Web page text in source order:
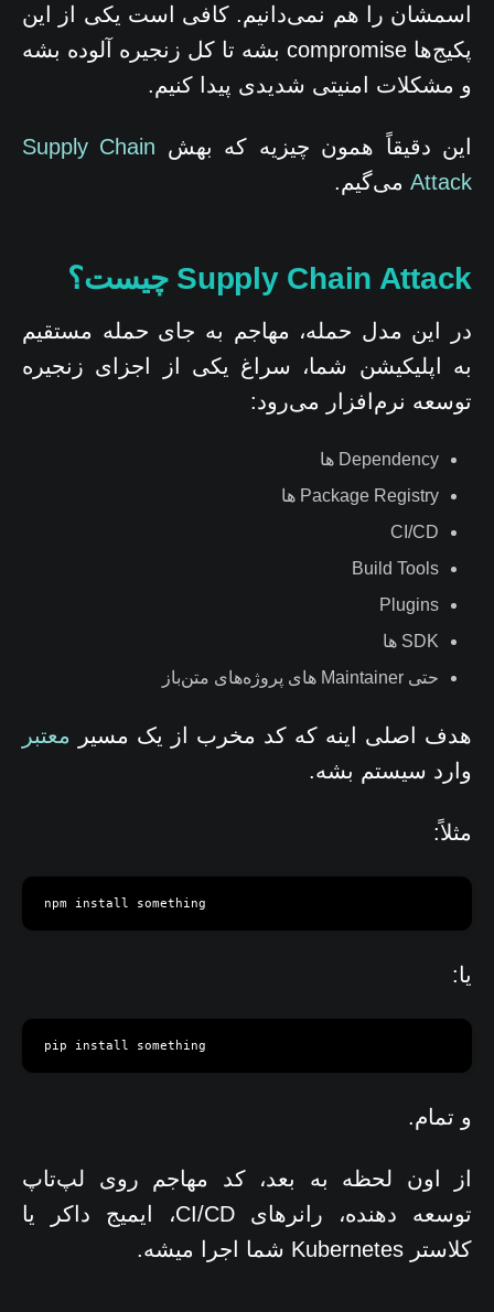
اسمشان را هم نمی‌دانیم. کافی است یکی از این
پکیج‌ها compromise بشه تا کل زنجیره آلوده بشه
و مشکلات امنیتی شدیدی پیدا کنیم.
این دقیقاً همون چیزیه که بهش Supply Chain
Attackمی‌گیم.
Supply Chain Attack چیست؟
در این مدل حمله، مهاجم به جای حمله مستقیم
به اپلیکیشن شما، سراغ یکی از اجزای زنجیره
توسعه نرم‌افزار می‌رود:
Dependency ها
Package Registry ها
CI/CD
Build Tools
Plugins
SDK ها
حتی Maintainer های پروژه‌های متن‌باز
هدف اصلی اینه که کد مخرب از یک مسیر
معتبر
وارد سیستم بشه.
مثلاً:
npm install something
یا:
pip install something
و تمام.
از اون لحظه به بعد، کد مهاجم روی لپ‌تاپ
توسعه دهنده، رانرهای CI/CD، ایمیج داکر یا
کلاستر Kubernetes شما اجرا میشه.